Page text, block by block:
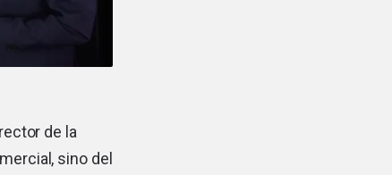
de la
sino del